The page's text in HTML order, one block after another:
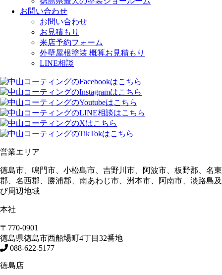
お問い合わせ
お問い合わせ
お見積もり
来店予約フォーム
外壁屋根塗装 概算お見積もり
LINE相談
営業エリア
徳島市、鳴門市、小松島市、吉野川市、阿波市、板野郡、名東
郡、名西郡、勝浦郡、南あわじ市、洲本市、阿南市、淡路島及
び周辺地域
本社
〒770-0901
徳島県徳島市西船場町4丁目32番地
088-622-5177
徳島店